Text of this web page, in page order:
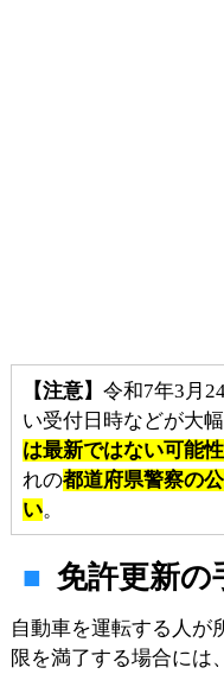
【注意】 令和7年3月
い受付日時などが大
は最新ではない可能
れの都道府県警察の
い。
免許更新の
自動車を運転する人が
限を満了する場合には